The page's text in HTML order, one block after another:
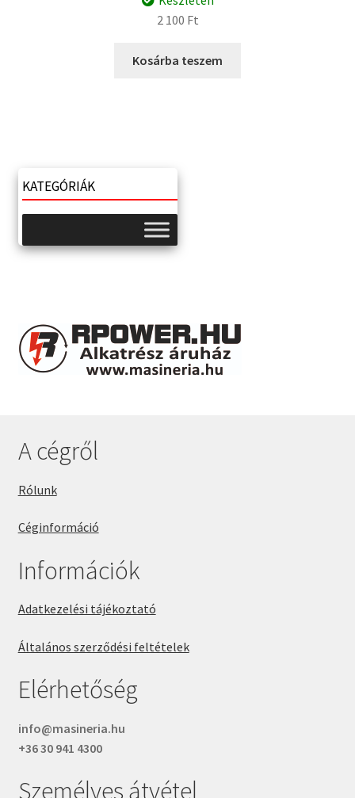
2 100 Ft
Kosárba teszem
KATEGÓRIÁK
A cégről
Rólunk
Céginformáció
Információk
Adatkezelési tájékoztató
Általános szerződési feltételek
Elérhetőség
info@masineria.hu
+36 30 941 4300
Személyes átvétel